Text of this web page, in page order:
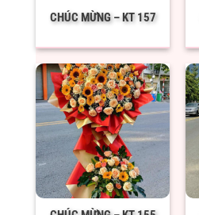
CHÚC MỪNG – KT 157